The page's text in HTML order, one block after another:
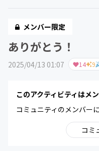
メンバー限定
ありがとう！
2025/04/13 01:07 14 9
このアクティビティはメ
コミュニティのメンバー
コミ